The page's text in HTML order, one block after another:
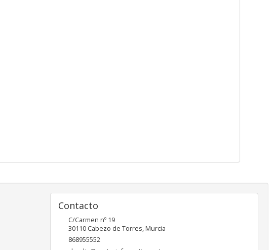
Contacto
C/Carmen nº 19
30110 Cabezo de Torres,Murcia
868955552